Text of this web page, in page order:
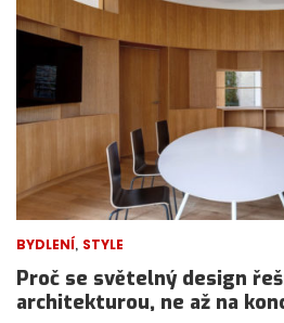
BYDLENÍ, STYLE
Proč se světelný design
architekturou, ne až na